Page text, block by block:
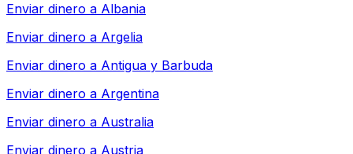
Enviar dinero a Albania
Enviar dinero a Argelia
Enviar dinero a Antigua y Barbuda
Enviar dinero a Argentina
Enviar dinero a Australia
Enviar dinero a Austria